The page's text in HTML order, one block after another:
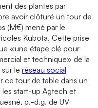
des plantes par
avoir clôturé un tour de
(M€) mené par le
Kubota. Cette prise
«une étape clé pour
et technique» de la
le réseau social
ce tour de table dans un
start-up Agtech et
p.-d.g. de UV